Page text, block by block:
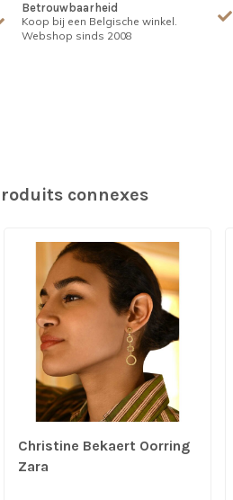
Betrouwbaarheid
Koop bij een Belgische winkel.
Webshop sinds 2008
connexes
Christine Bekaert Oorring
Zara